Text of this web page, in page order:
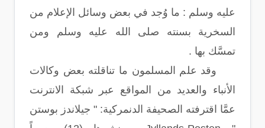
عليه وسلم : ما وُجد في بعض وسائل الإعلام من
السخرية بسنته صلى الله عليه وسلم ومن
تمسَّك بها .
وقد علم المسلمون ما تناقلته بعض وكالات
الأنباء والعديد من المواقع عبر شبكة الانترنت
عمَّا اقترفته الصحيفة الدنمركية: " جيلاندز بوستن